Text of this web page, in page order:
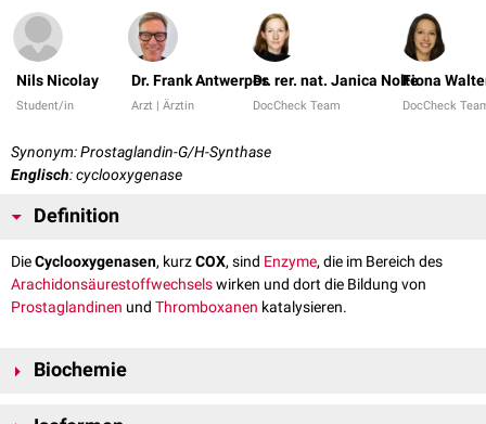
Nils Nicolay
Student/in
Dr. Frank Antwerpes
Arzt | Ärztin
Dr. rer. nat. Janica Nolte
DocCheck Team
Fiona
DocCheck
Synonym: Prostaglandin-G/H-Synthase
Englisch: cyclooxygenase
Definition
DieCyclooxygenasen, kurzCOX, sind Enzyme, die im Bereich des
Arachidonsäurestoffwechselswirken und dort die Bildung von
Prostaglandinen und Thromboxanen katalysieren.
Biochemie